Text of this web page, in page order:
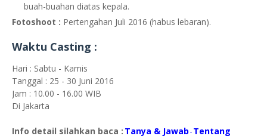
buah-buahan diatas kepala.
Fotoshoot : Pertengahan Juli 2016 (habus lebaran).
Waktu Casting :
Hari : Sabtu - Kamis
Tanggal : 25 - 30 Juni 2016
Jam : 10.00 - 16.00 WIB
Di Jakarta
Info detail silahkan baca : Tanya & Jawab - Tentang